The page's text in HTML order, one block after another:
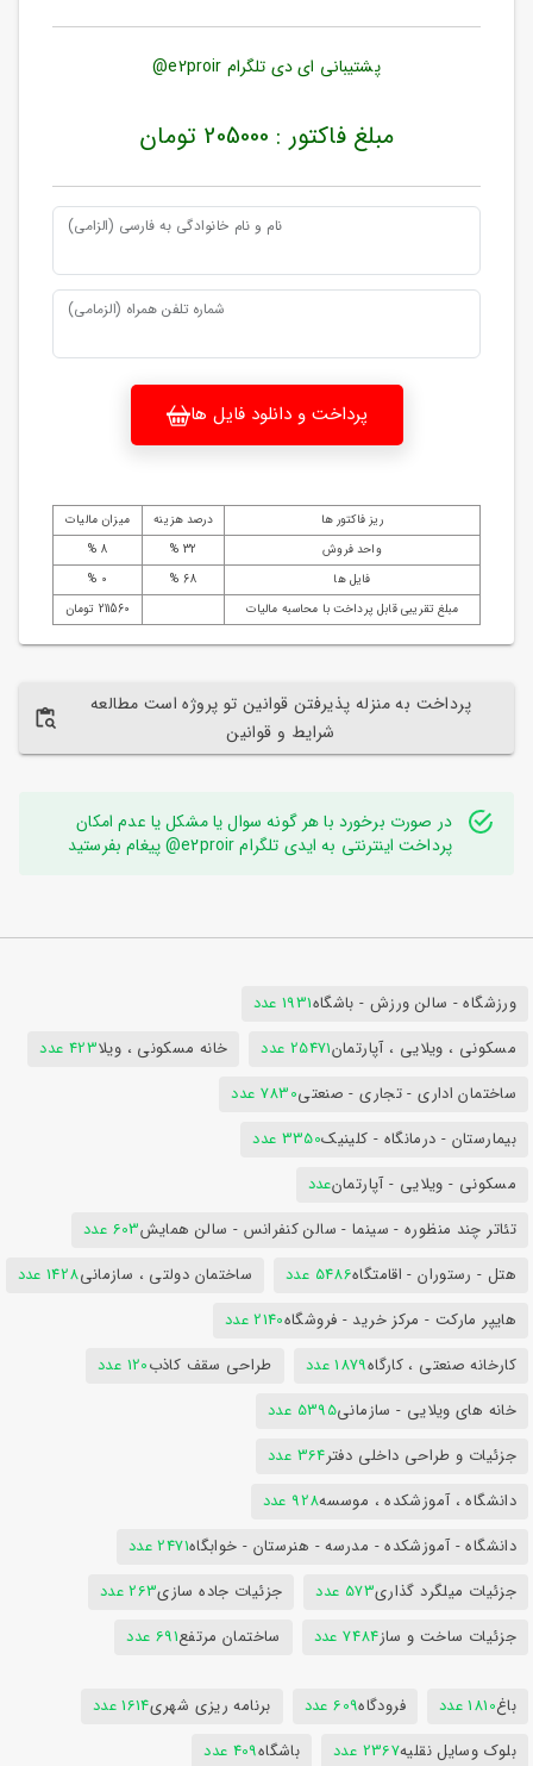
پشتیبانی ای دی تلگرام e2proir@
مبلغ فاکتور : 205000 تومان
نام و نام خانوادگی به فارسی (الزامی)
شماره تلفن همراه (الزمامی)
پرداخت و دانلود فایل ها
ریز فاکتور ها درصد هزینه
میزان مالیات
واحد فروش
32 %
8 %
فایل ها
68 %
0 %
مبلغ تقریبی قابل پرداخت با محاسبه مالیات
211560 تومان
پرداخت به منزله پذیرفتن قوانین تو پروژه است مطالعه
شرایط و قوانین
در صورت برخورد با هر گونه سوال یا مشکل یا عدم امکان
پرداخت اینترنتی به ایدی تلگرام e2proir@ پیغام بفرستید
ورزشگاه - سالن ورزش - باشگاه1931 عدد
مسکونی ، ویلایی ، آپارتمان25471 عدد خانه مسکونی ، ویلا423 عدد
ساختمان اداری - تجاری - صنعتی7830 عدد
بیمارستان - درمانگاه - کلینیک3350 عدد
مسکونی - ویلایی - آپارتمانعدد
تئاتر چند منظوره - سینما - سالن کنفرانس - سالن همایش603 عدد
هتل - رستوران - اقامتگاه5486 عدد ساختمان دولتی ، سازمانی1428 عدد
هایپر مارکت - مرکز خرید - فروشگاه2140 عدد
کارخانه صنعتی ، کارگاه1879 عدد طراحی سقف کاذب120 عدد
خانه های ویلایی - سازمانی5395 عدد
جزئیات و طراحی داخلی دفتر364 عدد
دانشگاه ، آموزشکده ، موسسه928 عدد
دانشگاه - آموزشکده - مدرسه - هنرستان - خوابگاه2471 عدد
جزئیات میلگرد گذاری573 عدد جزئیات جاده سازی263 عدد
جزئیات ساخت و ساز7484 عدد ساختمان مرتفع691 عدد
باغ1810 عدد فرودگاه609 عدد برنامه ریزی شهری1614 عدد
بلوک وسایل نقلیه2367 عدد باشگاه409 عدد